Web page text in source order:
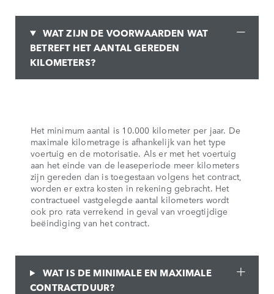
WAT ZIJN DE VOORWAARDEN WAT
BETREFT HET AANTAL GEREDEN
KILOMETERS?
Het minimum aantal is 10.000 kilometer per jaar. De
maximale kilometrage is afhankelijk van het type
voertuig en de motorisatie. Als er met het voertuig
aan het einde van de leaseperiode meer kilometers
zijn gereden dan is toegestaan volgens het contract,
worden er extra kosten in rekening gebracht. Het
contractueel vastgelegde aantal kilometers wordt
ook pro rata verrekend in geval van vroegtijdige
beëindiging van het contract.
WAT IS DE MINIMALE EN MAXIMALE
CONTRACTDUUR?